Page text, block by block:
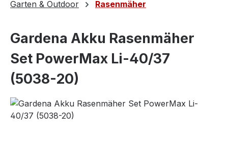
Garten & Outdoor Rasenmäher
Gardena Akku Rasenmäher
Set PowerMax Li-40/37
(5038-20)
Bildergalerie überspringen